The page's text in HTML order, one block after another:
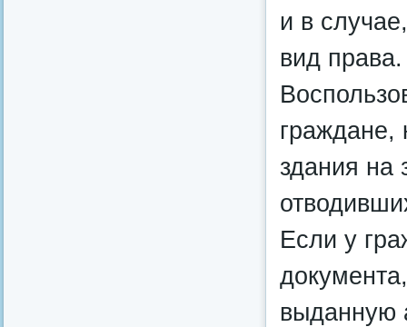
и в
вид права.
граждане,
здания на
Если у
выданную